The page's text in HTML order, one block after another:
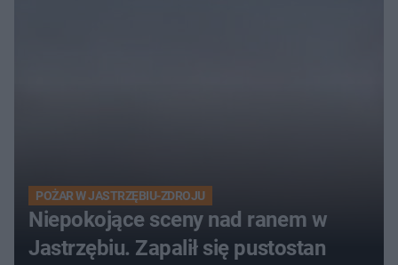
POŻAR W JASTRZĘBIU-ZDROJU
Niepokojące sceny nad ranem w
Jastrzębiu. Zapalił się pustostan